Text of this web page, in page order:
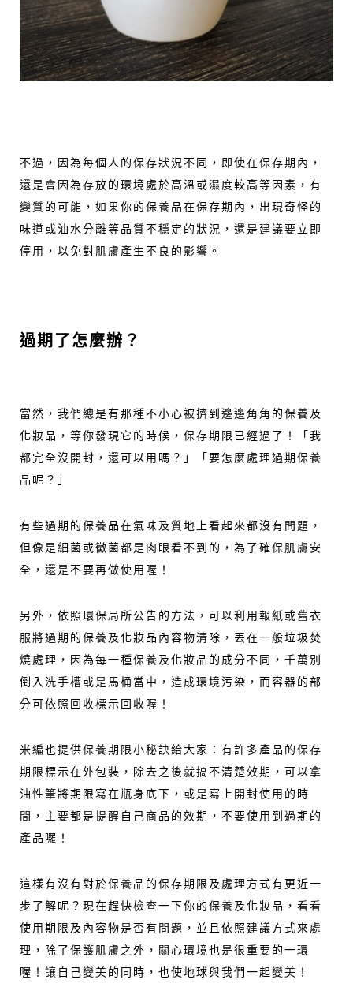
不過，因為每個人的保存狀況不同，即使在保存期內，
還是會因為存放的環境處於高溫或濕度較高等因素，有
變質的可能，如果你的保養品在保存期內，出現奇怪的
味道或油水分離等品質不穩定的狀況，還是建議要立即
停用，以免對肌膚產生不良的影響。
過期了怎麼辦？
當然，我們總是有那種不小心被擠到邊邊角角的保養及
化妝品，等你發現它的時候，保存期限已經過了！「我
都完全沒開封，還可以用嗎？」「要怎麼處理過期保養
品呢？」
有些過期的保養品在氣味及質地上看起來都沒有問題，
但像是細菌或黴菌都是肉眼看不到的，為了確保肌膚安
全，還是不要再做使用喔！
另外，依照環保局所公告的方法，可以利用報紙或舊衣
服將過期的保養及化妝品內容物清除，丟在一般垃圾焚
燒處理，因為每一種保養及化妝品的成分不同，千萬別
倒入洗手槽或是馬桶當中，造成環境污染，而容器的部
分可依照回收標示回收喔！
米編也提供保養期限小秘訣給大家：有許多產品的保存
期限標示在外包裝，除去之後就搞不清楚效期，可以拿
油性筆將期限寫在瓶身底下，或是寫上開封使用的時
間，主要都是提醒自己商品的效期，不要使用到過期的
產品囉！
這樣有沒有對於保養品的保存期限及處理方式有更近一
步了解呢？現在趕快檢查一下你的保養及化妝品，看看
使用期限及內容物是否有問題，並且依照建議方式來處
理，除了保護肌膚之外，關心環境也是很重要的一環
喔！讓自己變美的同時，也使地球與我們一起變美！